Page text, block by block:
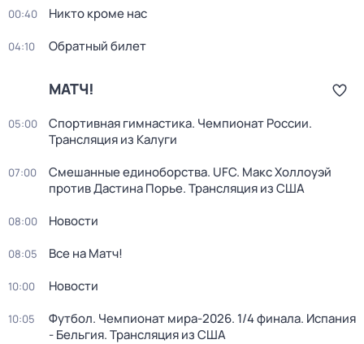
00:40 Никто кроме нас
04:10 Обратный билет
МАТЧ!
05:00
Спортивная гимнастика. Чемпионат России.
Трансляция из Калуги
07:00
Смешанные единоборства. UFC. Макс Холлоуэй
против Дастина Порье. Трансляция из США
08:00 Новости
08:05 Все на Матч!
10:00 Новости
10:05
Футбол. Чемпионат мира-2026. 1/4 финала. Испания
- Бельгия. Трансляция из США